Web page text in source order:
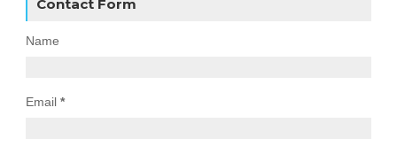
Contact Form
Name
Email *